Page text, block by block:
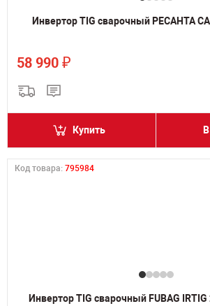
Инвертор TIG сварочный РЕСАНТА
58 990 ₽
Купить
Код товара: 795984
Инвертор TIG сварочный FUBAG IRTIG